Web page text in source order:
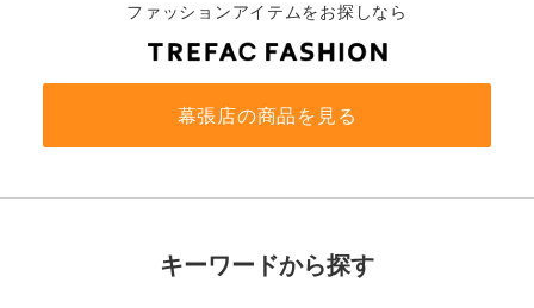
ファッションアイテムをお探しなら
幕張店の商品を見る
キーワードから探す